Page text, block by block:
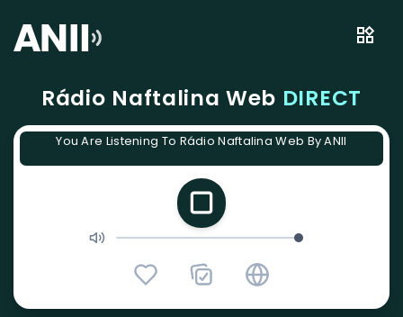
Rádio Naftalina Web DIRECT
You Are Listening To Rádio Naftalina Web By ANII